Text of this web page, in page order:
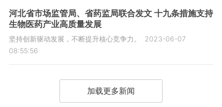
河北省市场监管局、省药监局联合发文 十九条措施支持
生物医药产业高质量发展
坚持创新驱动发展，不断提升核心竞争力。
2023-06-07
08:55:56
加载更多新闻